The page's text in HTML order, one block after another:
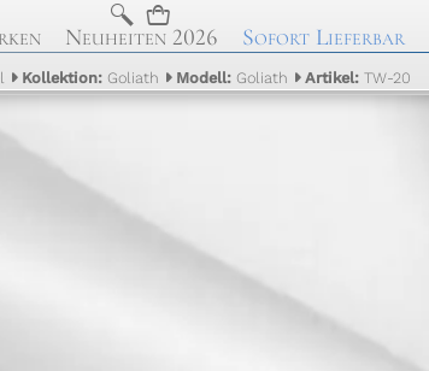
b n
Neuheiten 2026 Sofort Lieferbar
Kollektion: Goliath Modell: Goliath Artikel:TW-20